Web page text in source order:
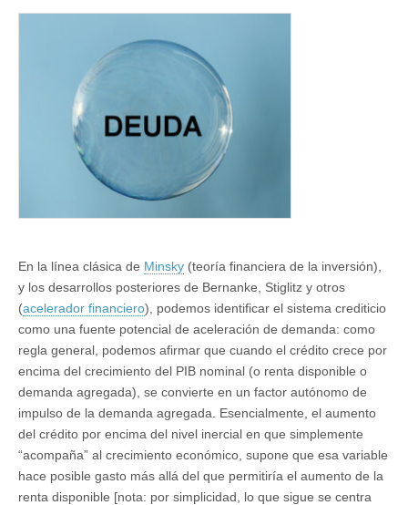
En la línea clásica de Minsky (teoría financiera de la inversión),
y los desarrollos posteriores de Bernanke, Stiglitz y otros
(acelerador financiero), podemos identificar el sistema crediticio
como una fuente potencial de aceleración de demanda: como
regla general, podemos afirmar que cuando el crédito crece por
encima del crecimiento del PIB nominal (o renta disponible o
demanda agregada), se convierte en un factor autónomo de
impulso de la demanda agregada. Esencialmente, el aumento
del crédito por encima del nivel inercial en que simplemente
“acompaña” al crecimiento económico, supone que esa variable
hace posible gasto más allá del que permitiría el aumento de la
renta disponible [nota: por simplicidad, lo que sigue se centra